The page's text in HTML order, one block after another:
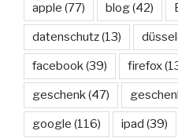
apple (77) blog(42)
datenschutz(13)
facebook(39) firefox
geschenk(47)
google (116) ipad (39)